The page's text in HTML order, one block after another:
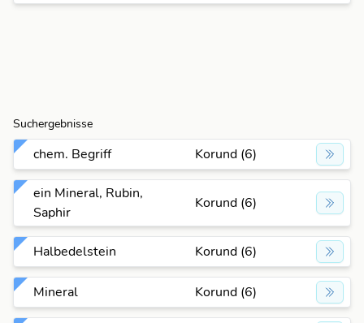
Suchergebnisse
chem. Begriff Korund (6)
ein Mineral, Rubin,
Saphir
Korund (6)
Halbedelstein Korund (6)
Mineral Korund (6)